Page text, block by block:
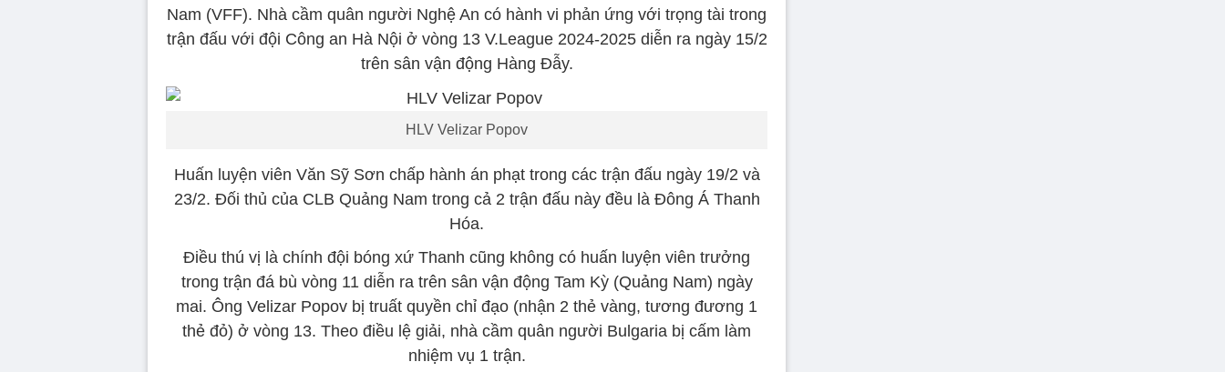
Nam (VFF). Nhà cầm quân người Nghệ An có hành vi phản ứng với trọng tài trong
trận đấu với đội Công an Hà Nội ở vòng 13 V.League 2024-2025 diễn ra ngày 15/2
trên sân vận động Hàng Đẫy.
HLV Velizar Popov
Huấn luyện viên Văn Sỹ Sơn chấp hành án phạt trong các trận đấu ngày 19/2 và
23/2. Đối thủ của CLB Quảng Nam trong cả 2 trận đấu này đều là Đông Á Thanh
Hóa.
Điều thú vị là chính đội bóng xứ Thanh cũng không có huấn luyện viên trưởng
trong trận đá bù vòng 11 diễn ra trên sân vận động Tam Kỳ (Quảng Nam) ngày
mai. Ông Velizar Popov bị truất quyền chỉ đạo (nhận 2 thẻ vàng, tương đương 1
thẻ đỏ) ở vòng 13. Theo điều lệ giải, nhà cầm quân người Bulgaria bị cấm làm
nhiệm vụ 1 trận.